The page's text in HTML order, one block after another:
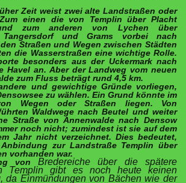
Zeit weist zwei alte Landstraßen oder
einen die von Templin über Placht
zum anderen von Lychen über
und Grams vorbei nach
Straßen und Wegen zwischen Städten
die Wasserstraßen eine wichtige Rolle.
besonders aus der Uckermark nach
Havel an. Aber der Landweg vom neuen
zum Fluss beträgt rund 4,5 km.
und gewichtige Gründe vorliegen,
zu wählen. Ein Grund könnte im
Wegen oder Straßen liegen. Von
Waldwege nach Beutel und weiter
Straße von Annenwalde nach Densow
noch nicht; zumindest ist sie auf dem
Jahr nicht verzeichnet. Dies bedeutet,
zur Landstraße Templin über
vorhanden war.
von
Bredereiche über die spätere
Templin gibt es noch heute keinen
da Einmündungen von Bächen wie der